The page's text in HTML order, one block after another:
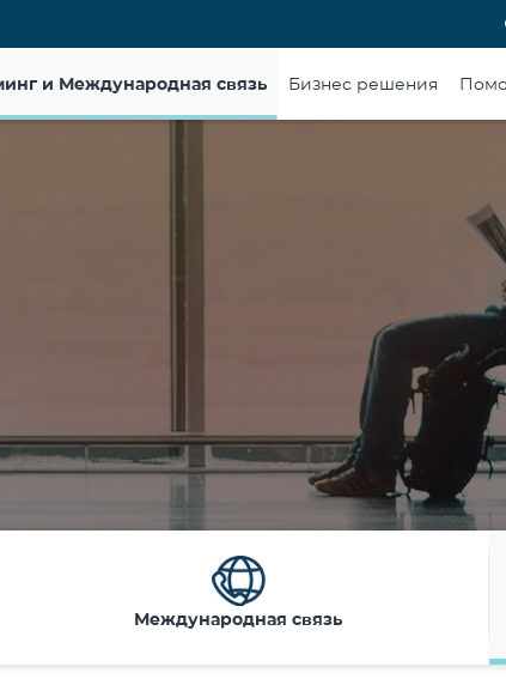
и Международная связь Бизнес решения
Международная связь